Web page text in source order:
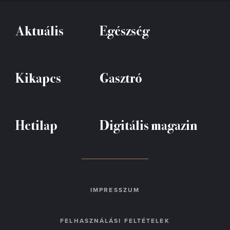
Aktuális Egészség
Kikapcs Gasztró
Hetilap Digitális magazin
IMPRESSZUM
FELHASZNÁLÁSI FELTÉTELEK